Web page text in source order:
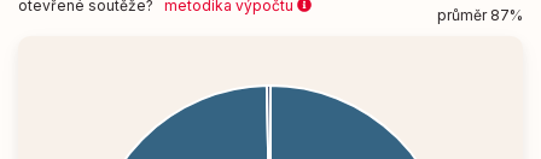
otevřené soutěže? metodika výpočtu
průměr 87%